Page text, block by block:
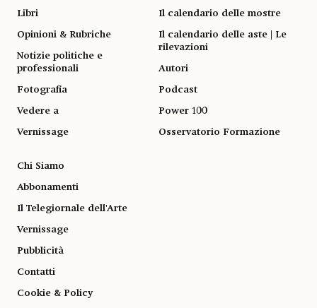
Libri
Opinioni & Rubriche
Notizie politiche e
professionali
Fotografia
Vedere a
Vernissage
Il calendario delle mostre
Il calendario delle aste | Le
rilevazioni
Autori
Podcast
Power 100
Osservatorio Formazione
Chi Siamo
Abbonamenti
Il Telegiornale dell'Arte
Vernissage
Pubblicità
Contatti
Cookie & Policy